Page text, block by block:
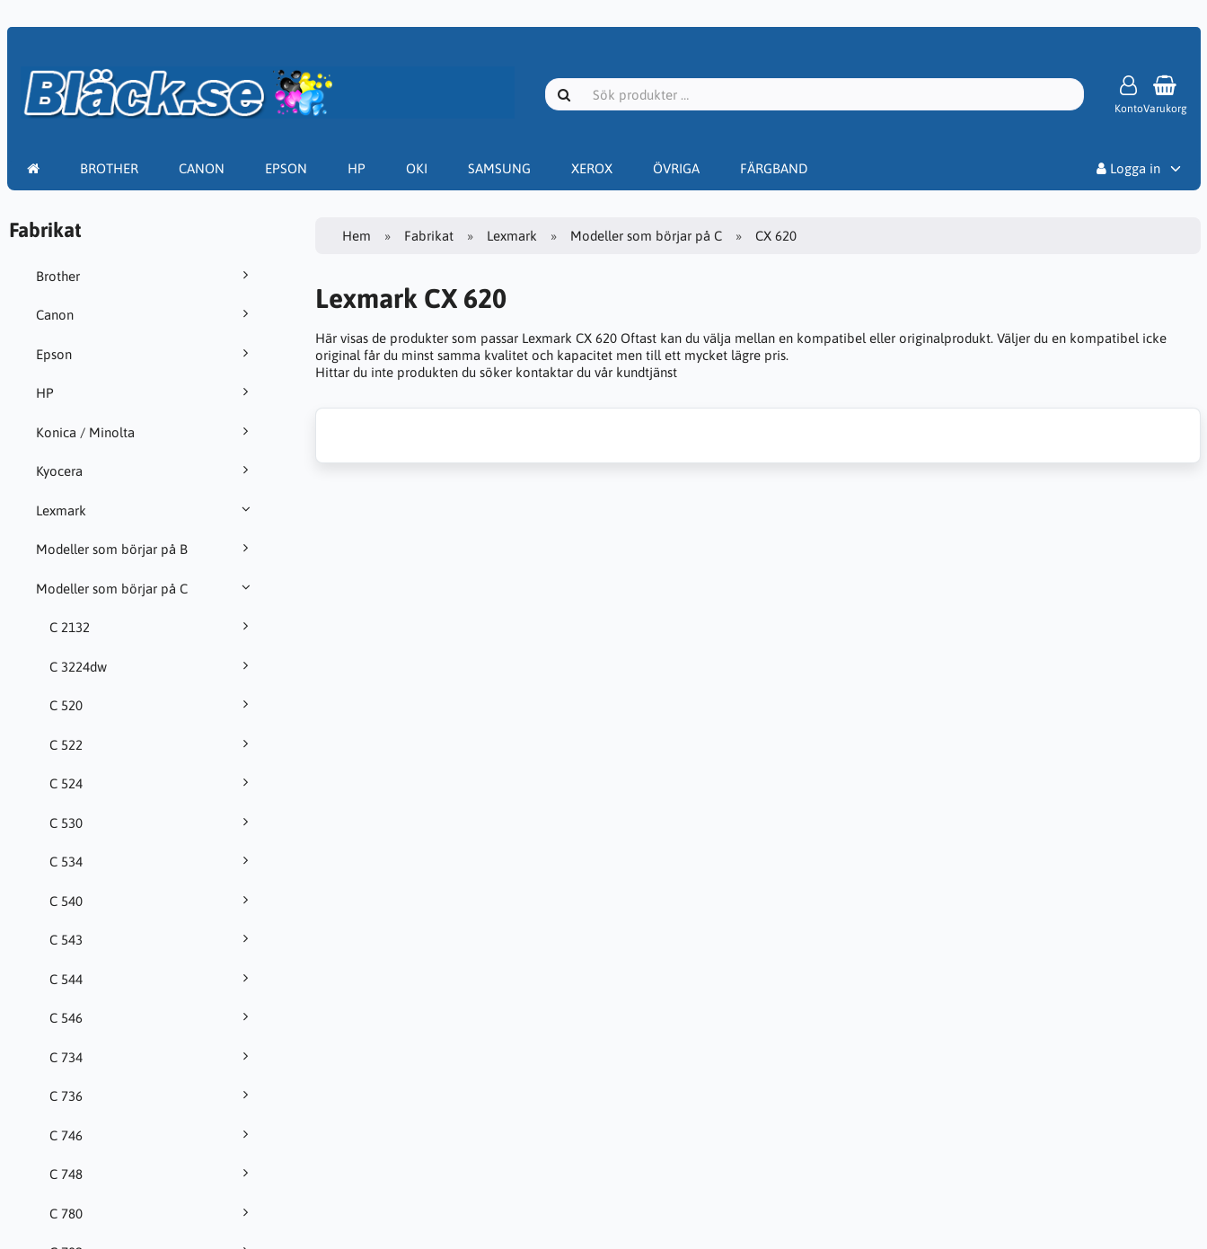
KontoVarukorg
BROTHER CANON EPSON HP OKI SAMSUNG XEROX ÖVRIGA FÄRGBAND
Logga in
Fabrikat
Brother
Canon
Epson
HP
Konica / Minolta
Kyocera
Lexmark
Modeller som börjar på B
Modeller som börjar på C
C 2132
C 3224dw
C 520
C 522
C 524
C 530
C 534
C 540
C 543
C 544
C 546
C 734
C 736
C 746
C 748
C 780
Hem Fabrikat Lexmark Modeller som börjar på C CX 620
Lexmark CX 620
Här visas de produkter som passar Lexmark CX 620 Oftast kan du välja mellan en kompatibel eller originalprodukt. Väljer du en kompatibel icke
original får du minst samma kvalitet och kapacitet men till ett mycket lägre pris.
Hittar du inte produkten du söker kontaktar du vår kundtjänst